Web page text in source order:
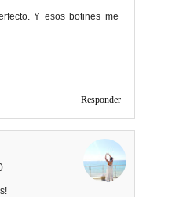
Y esos botines me
Responder